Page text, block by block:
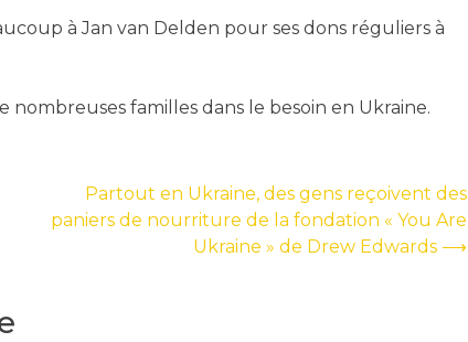
à Jan van Delden pour ses dons réguliers à
nombreuses familles dans le besoin en Ukraine.
Partout en Ukraine, des gens reçoivent des
paniers de nourriture de la fondation « You Are
Ukraine » de Drew Edwards ⟶